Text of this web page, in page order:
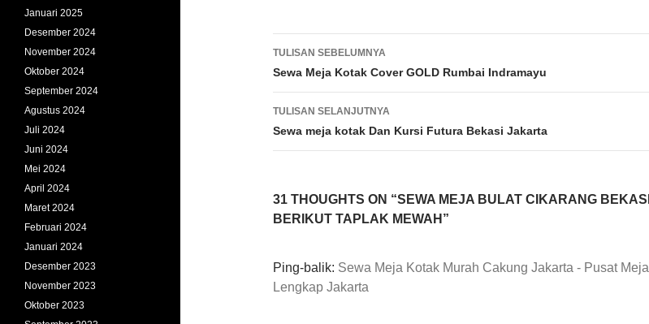
Navigasi
Tulisan
TULISAN SEBELUMNYA
Sewa Meja Kotak Cover GOLD Rumbai Indramayu
TULISAN SELANJUTNYA
Sewa meja kotak Dan Kursi Futura Bekasi Jakarta
31 THOUGHTS ON “SEWA MEJA BULAT CIKARANG BEKASI
BERIKUT TAPLAK MEWAH”
Ping-balik: Sewa Meja Kotak Murah Cakung Jakarta - Pusat Meja
Lengkap Jakarta
Januari 2025
Desember 2024
November 2024
Oktober 2024
September 2024
Agustus 2024
Juli 2024
Juni 2024
Mei 2024
April 2024
Maret 2024
Februari 2024
Januari 2024
Desember 2023
November 2023
Oktober 2023